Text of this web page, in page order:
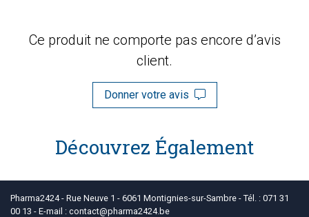
Ce produit ne comporte pas encore d’avis
client.
Donner votre avis
Découvrez Également
Pharma2424 - Rue Neuve 1 - 6061 Montignies-sur-Sambre - Tél. : 071 31
00 13 - E-mail : contact@pharma2424.be